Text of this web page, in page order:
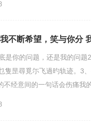
不断希望，笑与你分
你的问题，还是我的问
隻昰尋覓尓飞過旳轨迹。
不经意间的一句话会伤痛我